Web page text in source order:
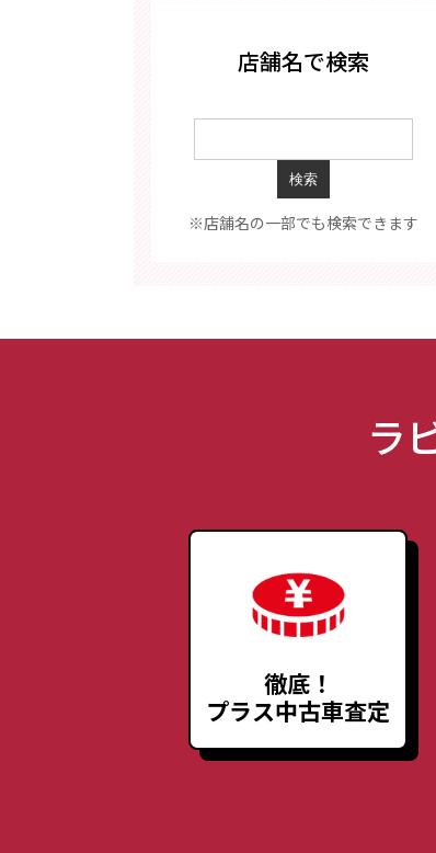
店舗名で検索
※店舗名の一部でも検索できます
ラ
徹底！
プラス中古車査定